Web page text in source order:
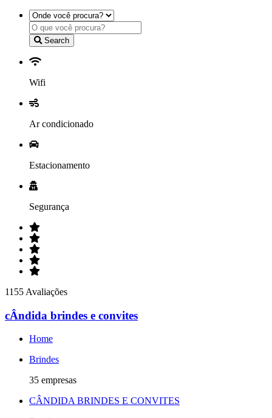
Search
Wifi
Ar condicionado
Estacionamento
Segurança
1155 Avaliações
cÂndida brindes e convites
Home
Brindes
35 empresas
CÂNDIDA BRINDES E CONVITES